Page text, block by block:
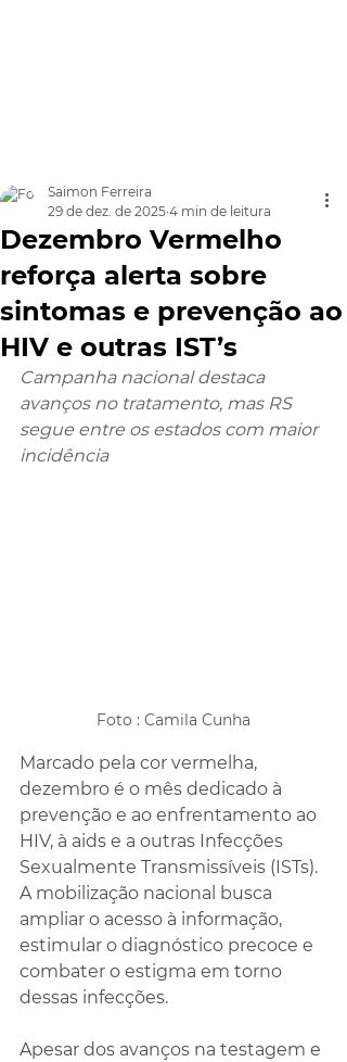
Dezembro Vermelho
reforça alerta sobre
sintomas e prevenção ao
HIV e outras IST’s
Saimon Ferreira
29 de dez. de 2025 4 min de leitura
Campanha nacional destaca
avanços no tratamento, mas RS
segue entre os estados com maior
incidência
Foto : Camila Cunha
Marcado pela cor vermelha,
dezembro é o mês dedicado à
prevenção e ao enfrentamento ao
HIV, à aids e a outras Infecções
Sexualmente Transmissíveis (ISTs).
A mobilização nacional busca
ampliar o acesso à informação,
estimular o diagnóstico precoce e
combater o estigma em torno
dessas infecções.
Apesar dos avanços na testagem e